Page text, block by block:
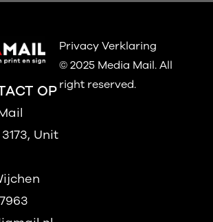
OP
Unit
Privacy Verklaring
© 2025 Media Mail.All
right reserved.